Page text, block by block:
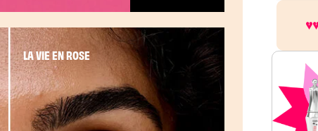
LA VIE EN ROSE